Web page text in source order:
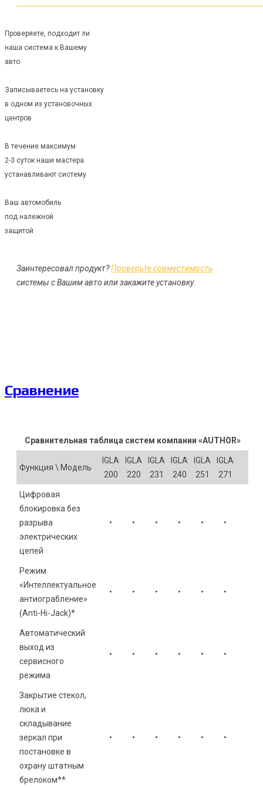
Проверяете, подходит ли
наша система к Вашему
авто
Записываетесь на установку
в одном из установочных
центров
В течение максимум
2-3 суток наши мастера
устанавливают систему
Ваш автомобиль
под належной
защитой
Заинтересовал продукт?Проверьте совместимость
системы с Вашим авто или закажите установку.
Сравнение
Сравнительная таблица систем компании «AUTHOR»
Функция \ Модель
IGLA
200
IGLA
220
IGLA
231
IGLA
240
IGLA
251
IGLA
271
Цифровая
блокировка без
разрыва
электрических
цепей
• • • • • •
Режим
«Интеллектуальное
антиограбление»
(Anti-Hi-Jack)*
• • • • • •
Автоматический
выход из
сервисного
режима
• • • • • •
Закрытие стекол,
люка и
складывание
зеркал при
постановке в
охрану штатным
брелоком**
• • • • • •